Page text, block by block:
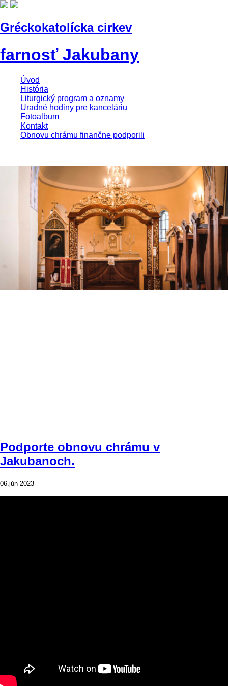
Gréckokatolícka cirkev
farnosť Jakubany
Úvod
História
Liturgický program a oznamy
Uradné hodiny pre kanceláriu
Fotoalbum
Kontakt
Obnovu chrámu finančne podporili
Podporte obnovu chrámu v
Jakubanoch.
06.jún 2023